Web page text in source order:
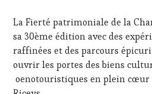
TOURISM
TOUR
MOVIE ,
WINETASTINGVOUCHER.COM
DÉGUSTATIONS,
WINE
TASTING
JEU,
MÉDIAS,
PRESSE
2025
La Fierté patrimoniale de la
sa 30ème édition avec des
raffinées et des parcours
ouvrir les portes des biens
oenotouristiques en plein cœur